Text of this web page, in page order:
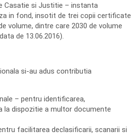
Casatie si Justitie – instanta
in fond, insotit de trei copii certificate
volume, dintre care 2030 de volume
de 13.06.2016).
si-au adus contributia
– pentru identificarea,
la dispozitie a multor documente
facilitarea declasificarii, scanarii si